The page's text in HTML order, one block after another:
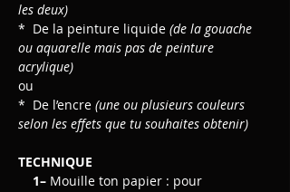
les deux)
*  De la peinture liquide (de la gouache
ou aquarelle mais pas de peinture
acrylique)
ou
*  De l’encre (une ou plusieurs couleurs
selon les effets que tu souhaites obtenir)
TECHNIQUE
1– Mouille ton papier : pour